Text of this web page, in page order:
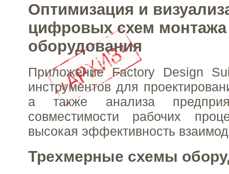
Оптимизация и
цифровых схем монтажа
оборудования
Приложение Factory Design
инструментов для
а также анализа
совместимости рабочих
высокая эффективность
Трехмерные схемы